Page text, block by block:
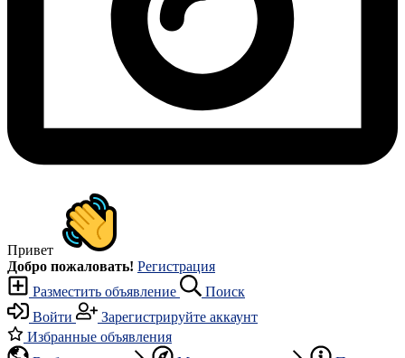
Привет
Добро пожаловать! Регистрация
Разместить объявление
Поиск
Войти
Зарегистрируйте аккаунт
Избранные объявления